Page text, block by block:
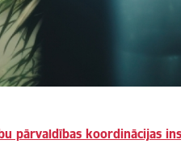
pārvaldības koordinācijas